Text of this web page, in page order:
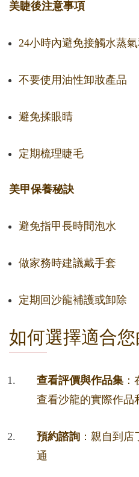
美睫後注意事項
24小時內避免接觸水蒸
不要使用油性卸妝產品
避免揉眼睛
定期梳理睫毛
美甲保養秘訣
避免指甲長時間泡水
做家務時建議戴手套
定期回沙龍補護或卸除
如何選擇適合
查看評價與作品集
查看沙龍的實際作品
預約諮詢 ：親自到
通